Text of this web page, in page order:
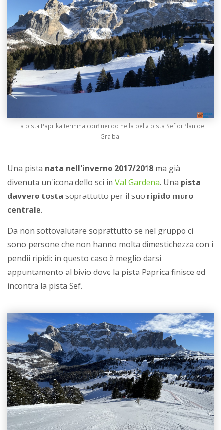
La pista Paprika termina confluendo nella bella pista Sef di Plan de
Gralba.
Una pista nata nell'inverno 2017/2018 ma già
divenuta un'icona dello sci in Val Gardena. Una pista
davvero tosta soprattutto per il suo ripido muro
centrale.
Da non sottovalutare soprattutto se nel gruppo ci
sono persone che non hanno molta dimestichezza con i
pendii ripidi: in questo caso è meglio darsi
appuntamento al bivio dove la pista Paprica finisce ed
incontra la pista Sef.